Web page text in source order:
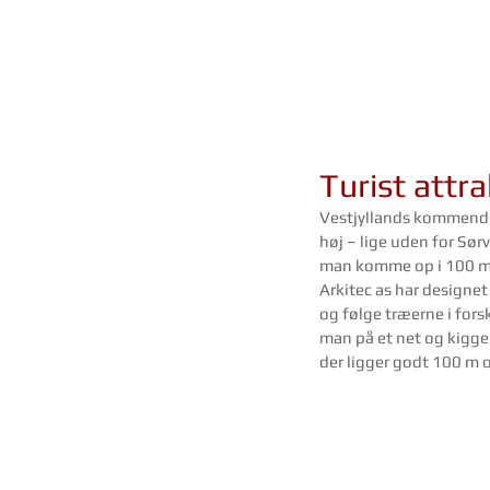
Turist
Vestjyllands
høj – lige uden for
man komme op i 100
Arkitec as har
og følge træerne i
man på et net og
der ligger godt 100 m